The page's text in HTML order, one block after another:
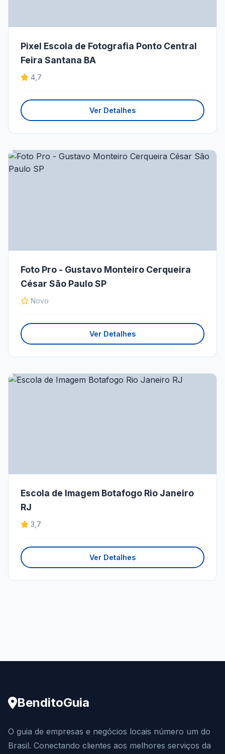
Pixel Escola de Fotografia Ponto Central
Feira Santana BA
4,7
Ver Detalhes
Foto Pro - Gustavo Monteiro Cerqueira
César São Paulo SP
Novo
Ver Detalhes
Escola de Imagem Botafogo Rio Janeiro
RJ
3,7
Ver Detalhes
BenditoGuia
O guia de empresas e negócios locais número um do
Brasil. Conectando clientes aos melhores serviços da